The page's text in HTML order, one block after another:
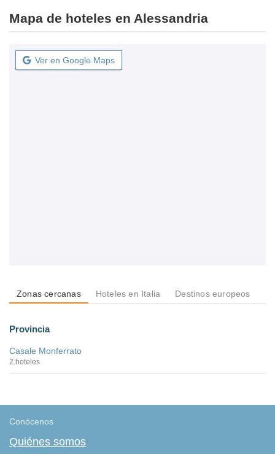
Mapa de hoteles en Alessandria
Ver en Google Maps
Zonas cercanas Hoteles en Italia Destinos europeos
Provincia
Casale Monferrato
2 hoteles
Conócenos
Quiénes somos